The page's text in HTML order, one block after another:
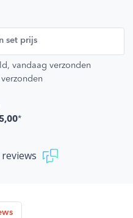
set prijs
vandaag verzonden
*
reviews